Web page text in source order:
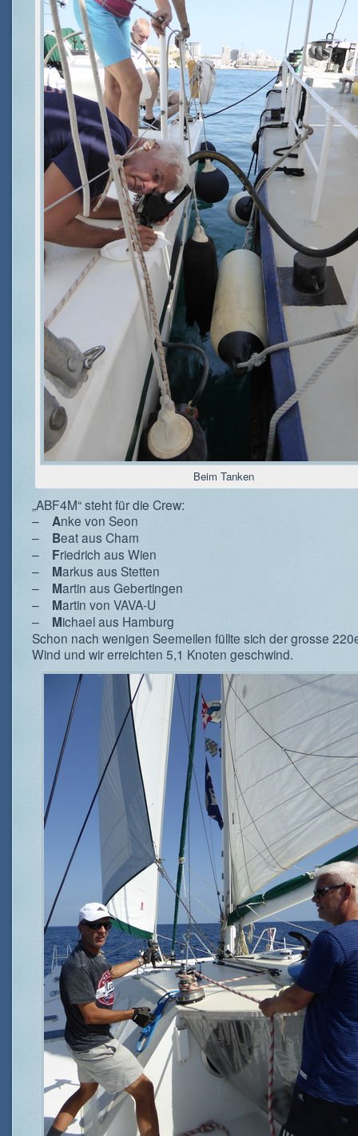
Beim Tanken
„ABF4M“ steht für die Crew:
– Anke von Seon
– Beat aus Cham
– Friedrich aus Wien
– Markus aus Stetten
– Martin aus Gebertingen
– Martin von VAVA-U
– Michael aus Hamburg
Schon nach wenigen Seemeilen füllte sich der grosse
Wind und wir erreichten 5,1 Knoten geschwind.